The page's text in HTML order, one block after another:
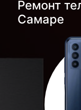
Ремонт
Самаре